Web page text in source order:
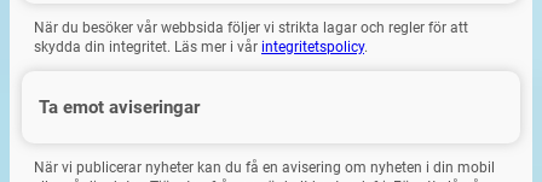
När du besöker vår webbsida följer vi strikta lagar och regler för att
skydda din integritet. Läs mer i vår integritetspolicy.
Ta emot aviseringar
När vi publicerar nyheter kan du få en avisering om nyheten i din mobil